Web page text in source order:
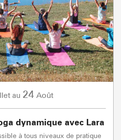
au 24 Août
dynamique avec Lara
à tous niveaux de pratique